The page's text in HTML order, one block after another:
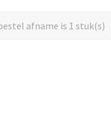
afname is 1 stuk(s)